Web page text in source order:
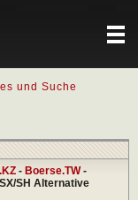
und Suche
- Boerse.TW-
SH Alternative